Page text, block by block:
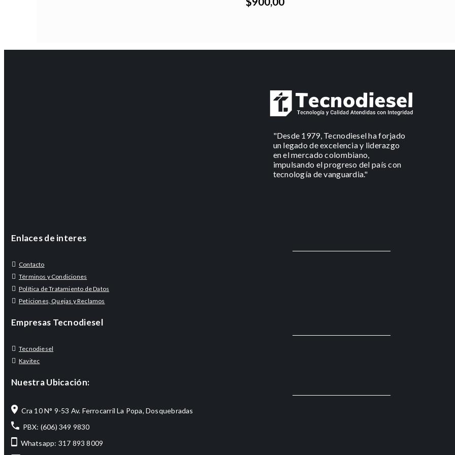
"Desde 1979, Tecnodiesel ha forjado
un legado de excelencia y liderazgo
en el mercado colombiano,
impulsando el progreso del país con
tecnología de vanguardia."
Enlaces de interes
Contacto
Términos y Condiciones
Política de Tratamiento de Datos
Peticiones, Quejas y Reclamos
Empresas Tecnodiesel
Tecnodiesel
Kavitec
Nuestra Ubicación:
Cra 10 N° 9-53 Av. Ferrocarril La Popa, Dosquebradas
PBX: (606) 349 9830
Whatsapp: 317 893 8009